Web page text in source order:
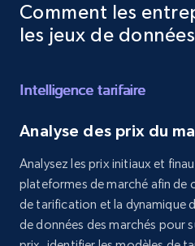
Comment les
les jeux de
Intelligence tarifaire
Analyse des prix du
Analysez les prix initiaux et
plateformes de marché afin de
de tarification et la dynamique
de données des marchés pour